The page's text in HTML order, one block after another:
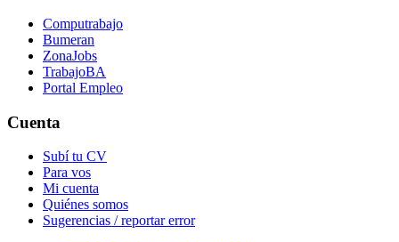
Computrabajo
Bumeran
ZonaJobs
TrabajoBA
Portal Empleo
Cuenta
Subí tu CV
Para vos
Mi cuenta
Quiénes somos
Sugerencias / reportar error